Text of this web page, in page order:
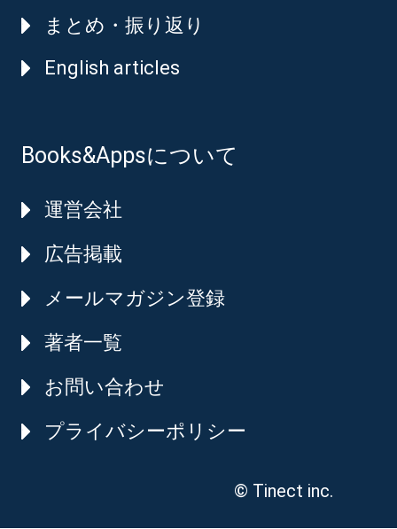
まとめ・振り返り
English articles
Books&Appsについて
運営会社
広告掲載
メールマガジン登録
著者一覧
お問い合わせ
プライバシーポリシー
© Tinect inc.